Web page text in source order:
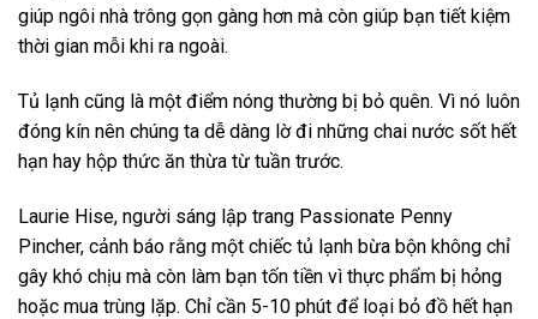
giúp ngôi nhà trông gọn gàng hơn mà còn giúp bạn tiết kiệm
thời gian mỗi khi ra ngoài.
Tủ lạnh cũng là một điểm nóng thường bị bỏ quên. Vì nó luôn
đóng kín nên chúng ta dễ dàng lờ đi những chai nước sốt hết
hạn hay hộp thức ăn thừa từ tuần trước.
Laurie Hise, người sáng lập trang Passionate Penny
Pincher, cảnh báo rằng một chiếc tủ lạnh bừa bộn không chỉ
gây khó chịu mà còn làm bạn tốn tiền vì thực phẩm bị hỏng
hoặc mua trùng lặp. Chỉ cần 5-10 phút để loại bỏ đồ hết hạn